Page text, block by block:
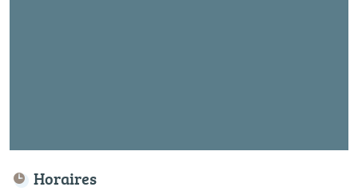
Horaires